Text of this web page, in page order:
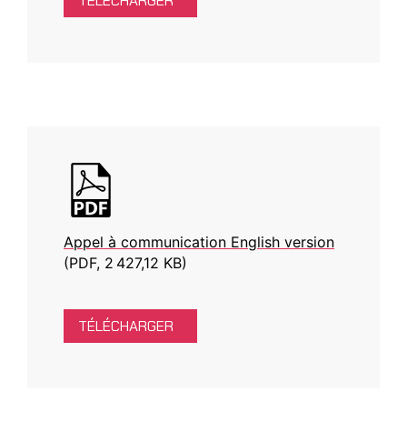
Appel à communication English version
(PDF, 2 427,12 KB)
TÉLÉCHARGER